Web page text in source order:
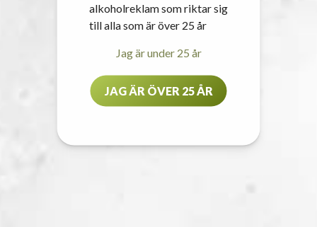
alkoholreklam som riktar sig
till alla som är över 25 år
Jag är under 25 år
JAG ÄR ÖVER 25 ÅR